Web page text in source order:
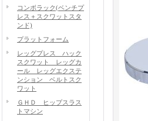
コンボラック(ベンチプ
レス＋スクワットスタ
ンド)
プラットフォーム
レッグプレス ハック
スクワット レッグカ
ール レッグエクステ
ンション ベルトスク
ワット
ＧＨＤ ヒップスラス
トマシン